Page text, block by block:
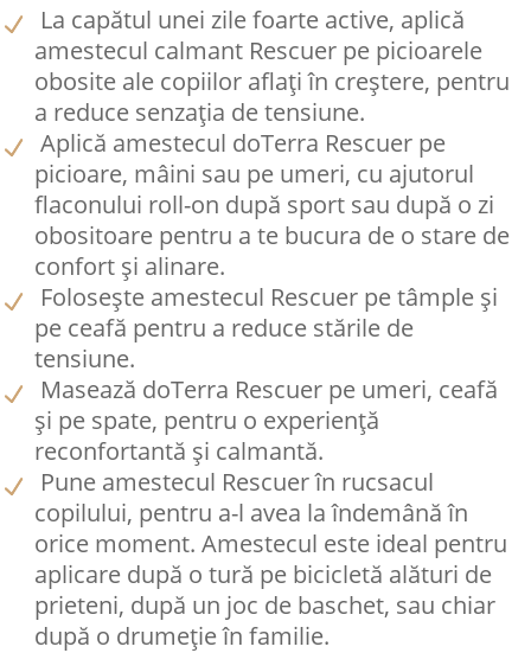
La capătul unei zile foarte active, aplică
amestecul calmant Rescuer pe picioarele
obosite ale copiilor aflați în creștere, pentru
a reduce senzația de tensiune.
Aplică amestecul doTerra Rescuer pe
picioare, mâini sau pe umeri, cu ajutorul
flaconului roll-on după sport sau după o zi
obositoare pentru a te bucura de o stare de
confort și alinare.
Folosește amestecul Rescuer pe tâmple și
pe ceafă pentru a reduce stările de
tensiune.
Masează doTerra Rescuer pe umeri, ceafă
și pe spate, pentru o experiență
reconfortantă și calmantă.
Pune amestecul Rescuer în rucsacul
copilului, pentru a-l avea la îndemână în
orice moment. Amestecul este ideal pentru
aplicare după o tură pe bicicletă alături de
prieteni, după un joc de baschet, sau chiar
după o drumeție în familie.